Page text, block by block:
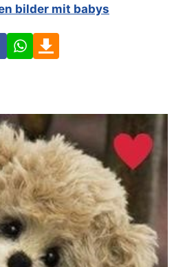
bilder mit babys
FacebookWhatsApp